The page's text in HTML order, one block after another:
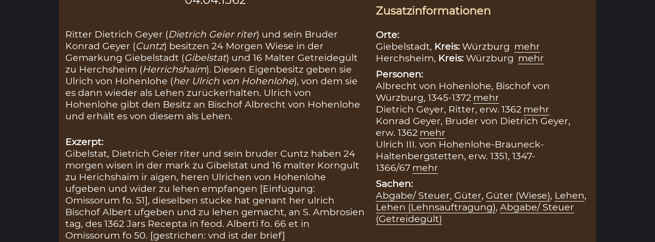
Ritter Dietrich Geyer (Dietrich Geier riter) und sein Bruder
Konrad Geyer (Cuntz) besitzen 24 Morgen Wiese in der
Gemarkung Giebelstadt (Gibelstat) und 16 Malter Getreidegült
zu Herchsheim (Herrichshaim). Diesen Eigenbesitz geben sie
Ulrich von Hohenlohe (her Ulrich von Hohenlohe), von dem sie
es dann wieder als Lehen zurückerhalten. Ulrich von
Hohenlohe gibt den Besitz an Bischof Albrecht von Hohenlohe
und erhält es von diesem als Lehen.
Exzerpt:
Gibelstat, Dietrich Geier riter und sein bruder Cuntz haben 24
morgen wisen in der mark zu Gibelstat und 16 malter Korngult
zu Herichshaim ir aigen, heren Ulrichen von Hohenlohe
ufgeben und wider zu lehen empfangen [Einfügung:
Omissorum fo. 51], dieselben stucke hat genant her ulrich
Bischof Albert ufgeben und zu lehen gemacht, an S. Ambrosien
tag, des 1362 Jars Recepta in feod. Alberti fo. 66 et in
Omissorum fo 50. [gestrichen: vnd ist der brief]
Zusatzinformationen
Orte:
Giebelstadt, Kreis: Würzburg mehr
Herchsheim, Kreis: Würzburg mehr
Personen:
Albrecht von Hohenlohe, Bischof von
Würzburg, 1345-1372 mehr
Dietrich Geyer, Ritter, erw. 1362 mehr
Konrad Geyer, Bruder von Dietrich Geyer,
erw. 1362 mehr
Ulrich III. von Hohenlohe-Brauneck-
Haltenbergstetten, erw. 1351, 1347-
1366/67 mehr
Sachen:
Abgabe/ Steuer, Güter, Güter (Wiese), Lehen,
Lehen (Lehnsauftragung), Abgabe/ Steuer
(Getreidegült)